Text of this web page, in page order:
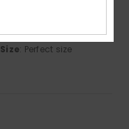
Size: Perfect size